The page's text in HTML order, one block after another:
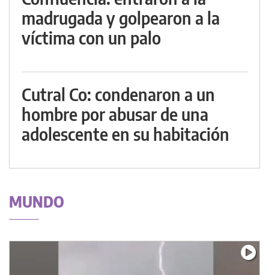
madrugada y golpearon a la
víctima con un palo
Cutral Co: condenaron a un
hombre por abusar de una
adolescente en su habitación
MUNDO